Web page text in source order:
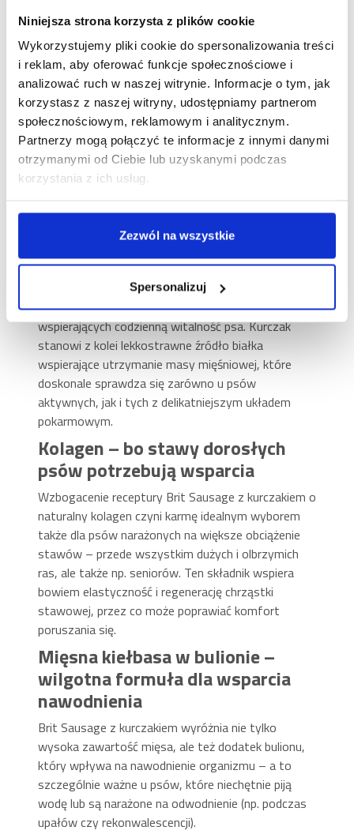
Niniejsza strona korzysta z plików cookie
Wykorzystujemy pliki cookie do spersonalizowania treści
i reklam, aby oferować funkcje społecznościowe i
analizować ruch w naszej witrynie. Informacje o tym, jak
korzystasz z naszej witryny, udostępniamy partnerom
społecznościowym, reklamowym i analitycznym.
Partnerzy mogą połączyć te informacje z innymi danymi
otrzymanymi od Ciebie lub uzyskanymi podczas
korzystania z ich usług.
Zezwól na wszystkie
Spersonalizuj
dorosłych psów wszystkich ras przygotowana
została z myślą o smakoszach, którzy uwielbiają
intensywny aromat mięsa i jego naturalną
konsystencję. Forma wygodnego batonu ułatwia
porcjowanie (wystarczy pokroić go na talarki) i
sprawia, że serwowanie posiłku to czysta
przyjemność.
95% mięsa z kurczaka – bogactwo
smaku i łatwo przyswajalnego
białka
W składzie tej karmy znajdziesz aż 95% mięsa z
wyjątkowej wartości odżywczej. To właśnie te
podroby dostarczają niezbędnych aminokwasów,
witamin (zwłaszcza z grupy B) oraz minerałów
wspierających codzienną witalność psa. Kurczak
stanowi z kolei lekkostrawne źródło białka
wspierające utrzymanie masy mięśniowej, które
doskonale sprawdza się zarówno u psów
aktywnych, jak i tych z delikatniejszym układem
pokarmowym.
Kolagen – bo stawy dorosłych
psów potrzebują wsparcia
Wzbogacenie receptury Brit Sausage z kurczakiem o
naturalny kolagen czyni karmę idealnym wyborem
także dla psów narażonych na większe obciążenie
stawów – przede wszystkim dużych i olbrzymich
ras, ale także np. seniorów. Ten składnik wspiera
bowiem elastyczność i regenerację chrząstki
stawowej, przez co może poprawiać komfort
poruszania się.
Mięsna kiełbasa w bulionie –
wilgotna formuła dla wsparcia
nawodnienia
Brit Sausage z kurczakiem wyróżnia nie tylko
wysoka zawartość mięsa, ale też dodatek bulionu,
który wpływa na nawodnienie organizmu – a to
szczególnie ważne u psów, które niechętnie piją
wodę lub są narażone na odwodnienie (np. podczas
upałów czy rekonwalescencji).